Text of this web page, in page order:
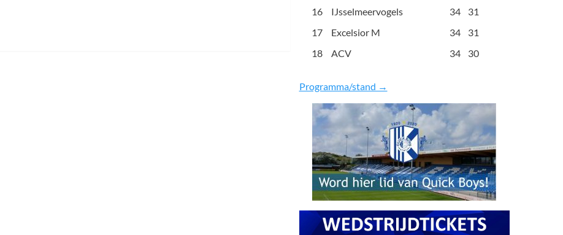
16
IJsselmeervogels 34
31
17
Excelsior M 34
31
18
ACV 34 30
Programma/stand →